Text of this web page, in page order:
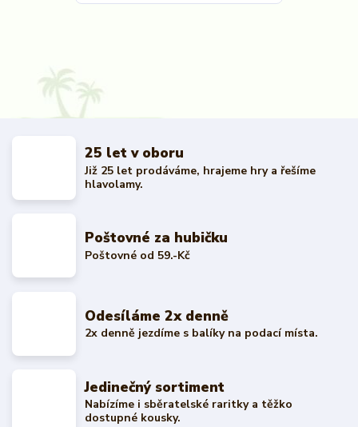
25 let v oboru
Již 25 let prodáváme, hrajeme hry a řešíme
hlavolamy.
Poštovné za hubičku
Poštovné od 59.-Kč
Odesíláme 2x denně
2x denně jezdíme s balíky na podací místa.
Jedinečný sortiment
Nabízíme i sběratelské raritky a těžko
dostupné kousky.